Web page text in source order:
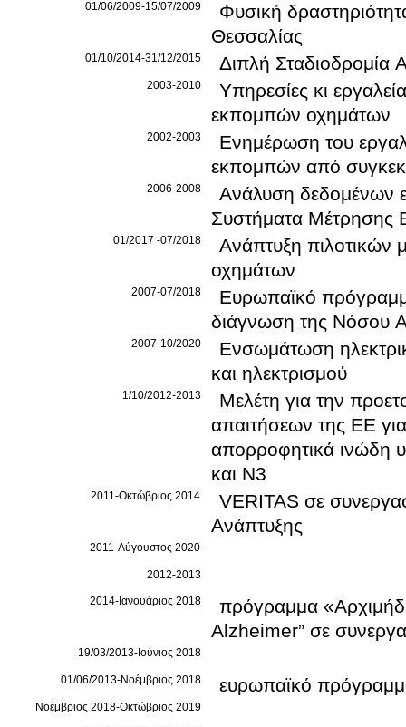
01/06/2009-15/07/2009
Φυσική
Θεσσαλίας
01/10/2014-31/12/2015 Διπλή Σταδιοδρομία
2003-2010
Υπηρεσίες κι
εκπομπών οχημάτων
2002-2003
Ενημέρωση του
εκπομπών από
2006-2008
Ανάλυση δεδομένων
Συστήματα
01/2017 -07/2018
Ανάπτυξη πιλοτικών
οχημάτων
2007-07/2018 Ευρωπαϊκό πρόγραμμα
2007-10/2020
Ενσωμάτωση
και ηλεκτρισμού
1/10/2012-2013
Μελέτη για την
απαιτήσεων της ΕΕ
απορροφητικά ινώδη
και N3
2011-Οκτώβριος 2014
VERITAS σε
Ανάπτυξης
2011-Αύγουστος 2020
2012-2013
2014-Ιανουάριος 2018
πρόγραμμα
Alzheimer” σε
19/03/2013-Ιούνιος 2018
01/06/2013-Νοέμβριος 2018 ευρωπαϊκό
Νοέμβριος 2018-Οκτώβριος 2019